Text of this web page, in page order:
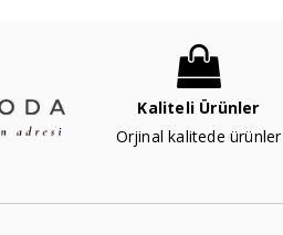
Kaliteli Ürünler
Orjinal kalitede ürünler